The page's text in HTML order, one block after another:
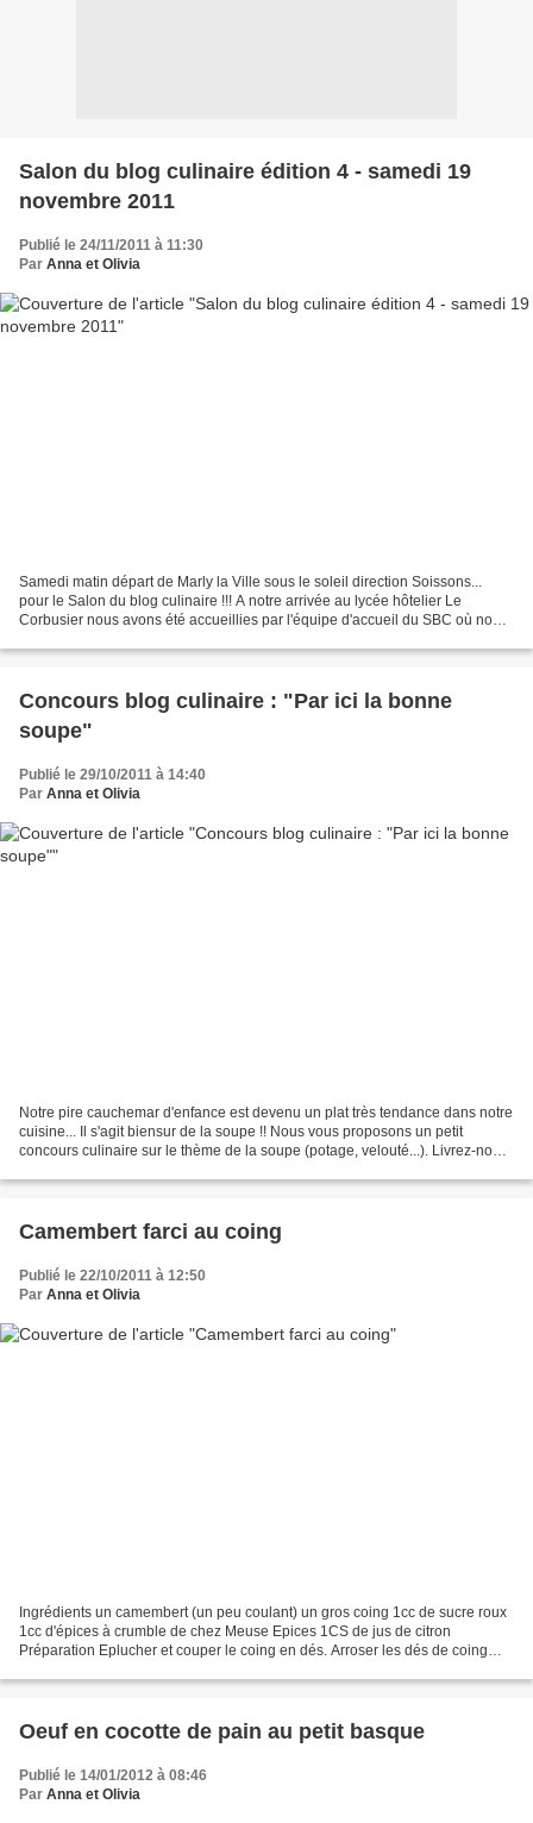
Salon du blog culinaire édition 4 - samedi 19
novembre 2011
Publié le 24/11/2011 à 11:30
Par Anna et Olivia
Samedi matin départ de Marly la Ville sous le soleil direction Soissons...
pour le Salon du blog culinaire !!! A notre arrivée au lycée hôtelier Le
Corbusier nous avons été accueillies par l'équipe d'accueil du SBC où nous
Concours blog culinaire : "Par ici la bonne
soupe"
Publié le 29/10/2011 à 14:40
Par Anna et Olivia
Notre pire cauchemar d'enfance est devenu un plat très tendance dans notre
cuisine... Il s'agit biensur de la soupe !! Nous vous proposons un petit
concours culinaire sur le thème de la soupe (potage, velouté...). Livrez-nous
Camembert farci au coing
Publié le 22/10/2011 à 12:50
Par Anna et Olivia
Ingrédients un camembert (un peu coulant) un gros coing 1cc de sucre roux
1cc d'épices à crumble de chez Meuse Epices 1CS de jus de citron
Préparation Eplucher et couper le coing en dés. Arroser les dés de coing
Oeuf en cocotte de pain au petit basque
Publié le 14/01/2012 à 08:46
Par Anna et Olivia